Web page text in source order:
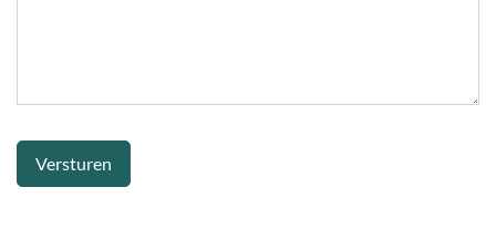
Versturen